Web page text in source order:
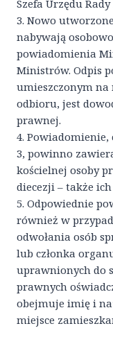
Szefa Urzędu
3. Nowo
nabywają
powiadomienia
Ministrów. Odpis
umieszczonym
odbioru, jest
prawnej.
4.
3, powinno
kościelnej osoby
diecezji – także
5. Odpowiednie
również w
odwołania osób
lub członka
uprawnionych do
prawnych
obejmuje imię i
miejsce